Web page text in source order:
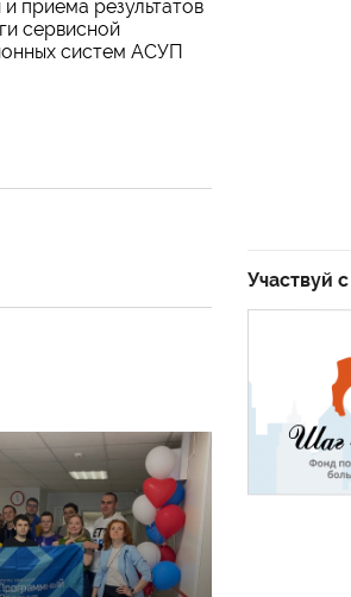
приема результатов
сервисной
систем АСУП
Участвуй